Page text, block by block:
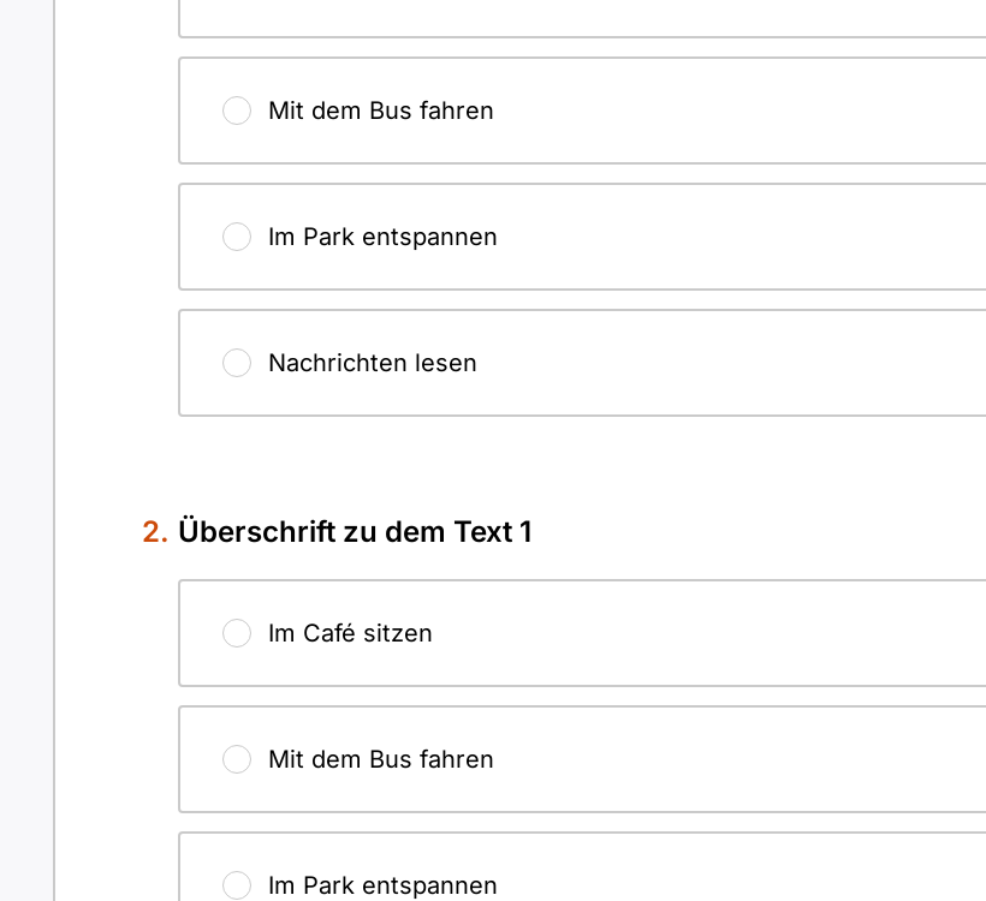
Mit dem Bus fahren
Im Park entspannen
Nachrichten lesen
Überschrift zu dem Text 1
Im Café sitzen
Mit dem Bus fahren
Im Park entspannen